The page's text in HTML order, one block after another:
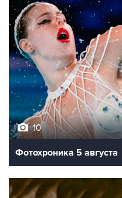
10
Фотохроника 5 августа